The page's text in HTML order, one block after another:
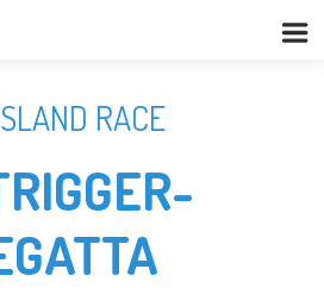
RACE